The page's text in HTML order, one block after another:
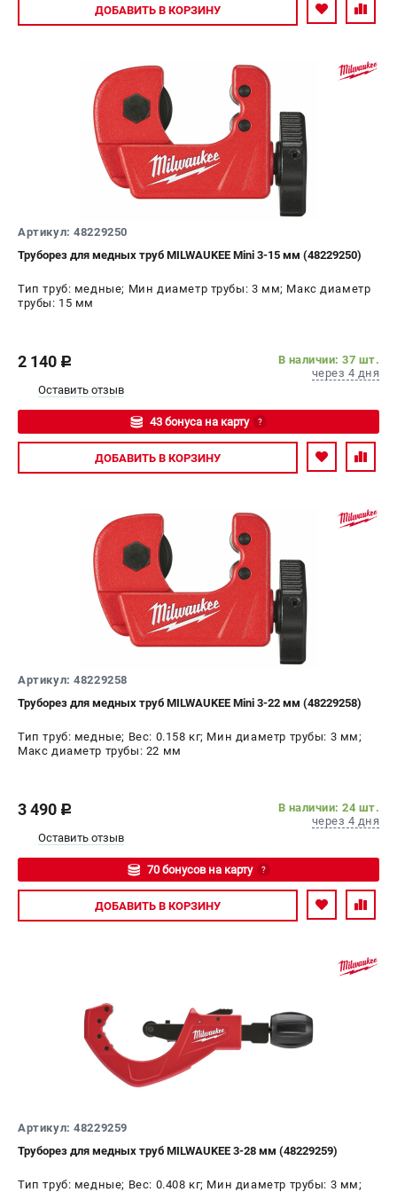
Авторизуйтесь
ДОБАВИТЬ В КОРЗИНУ
Артикул: 48229250
Труборез для медных труб MILWAUKEE Mini 3-15 мм (48229250)
Тип труб: медные; Мин диаметр трубы: 3 мм; Макс диаметр
трубы: 15 мм
2 140 c
В наличии: 37 шт.
через 4 дня
Оставить отзыв
43 бонуса на карту ?
Авторизуйтесь
ДОБАВИТЬ В КОРЗИНУ
Артикул: 48229258
Труборез для медных труб MILWAUKEE Mini 3-22 мм (48229258)
Тип труб: медные; Вес: 0.158 кг; Мин диаметр трубы: 3 мм;
Макс диаметр трубы: 22 мм
3 490 c
В наличии: 24 шт.
через 4 дня
Оставить отзыв
70 бонусов на карту ?
Авторизуйтесь
ДОБАВИТЬ В КОРЗИНУ
Артикул: 48229259
Труборез для медных труб MILWAUKEE 3-28 мм (48229259)
Тип труб: медные; Вес: 0.408 кг; Мин диаметр трубы: 3 мм;